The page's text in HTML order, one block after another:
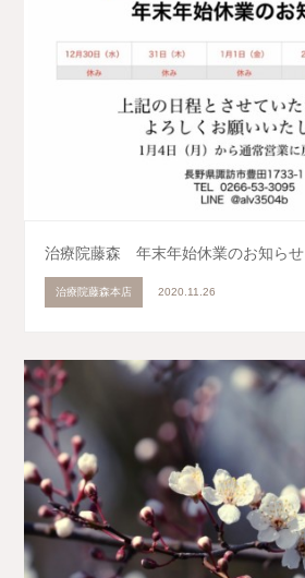
治療院藤森 年末年始休業のお知らせ
治療院藤森本店 2020.11.26